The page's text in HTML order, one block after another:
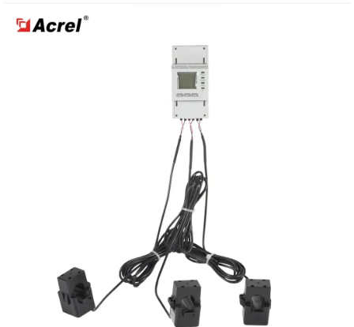
● I/O 기능(옵션): 1-way DI & 1-way DO